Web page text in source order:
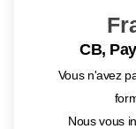
CB,
Vous n'avez
Nous vous